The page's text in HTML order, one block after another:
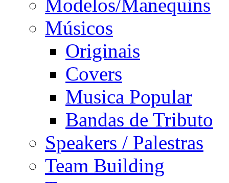
Modelos/Manequins
Músicos
Originais
Covers
Musica Popular
Bandas de Tributo
Speakers / Palestras
Team Building